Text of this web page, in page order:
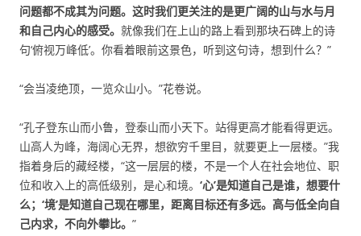
问题都不成其为问题。这时我们更关注的是更广阔的山与水与月
和自己内心的感受。 就像我们在上山的路上看到那块石碑上的诗
句‘俯视万峰低’。你看着眼前这景色，听到这句诗，想到什么？”
“会当凌绝顶，一览众山小。”花卷说。
“孔子登东山而小鲁，登泰山而小天下。站得更高才能看得更远。
山高人为峰，海阔心无界，想欲穷千里目，就要更上一层楼。”我
指着身后的藏经楼，“这一层层的楼，不是一个人在社会地位、职
位和收入上的高低级别，是心和境。 ‘心’是知道自己是谁，想要什
么；‘境’是知道自己现在哪里，距离目标还有多远。高与低全向自
己内求，不向外攀比。 ”